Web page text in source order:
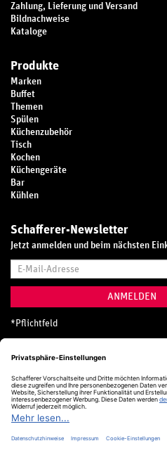
Zahlung, Lieferung und Versand
Bildnachweise
Kataloge
Produkte
Marken
Buffet
Themen
Spülen
Küchenzubehör
Tisch
Kochen
Küchengeräte
Bar
Kühlen
Schafferer-Newsletter
Jetzt anmelden und beim nächsten
Mail-
ANMELDEN
* Pflichtfeld
Hotline
0800 20 70 300 (D)
Kostenlos aus dem deutschen Festnetz
24 Stunden / 365 Tage im Jahr